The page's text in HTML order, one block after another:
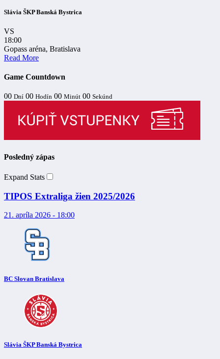
Slávia ŠKP Banská Bystrica
VS
18:00
Gopass aréna, Bratislava
Read More
Game Countdown
00 Dní 00 Hodín 00 Minút 00 Sekúnd
Posledný zápas
Expand Stats
TIPOS Extraliga žien 2025/2026
21. apríla 2026 - 18:00
BC Slovan Bratislava
Slávia ŠKP Banská Bystrica